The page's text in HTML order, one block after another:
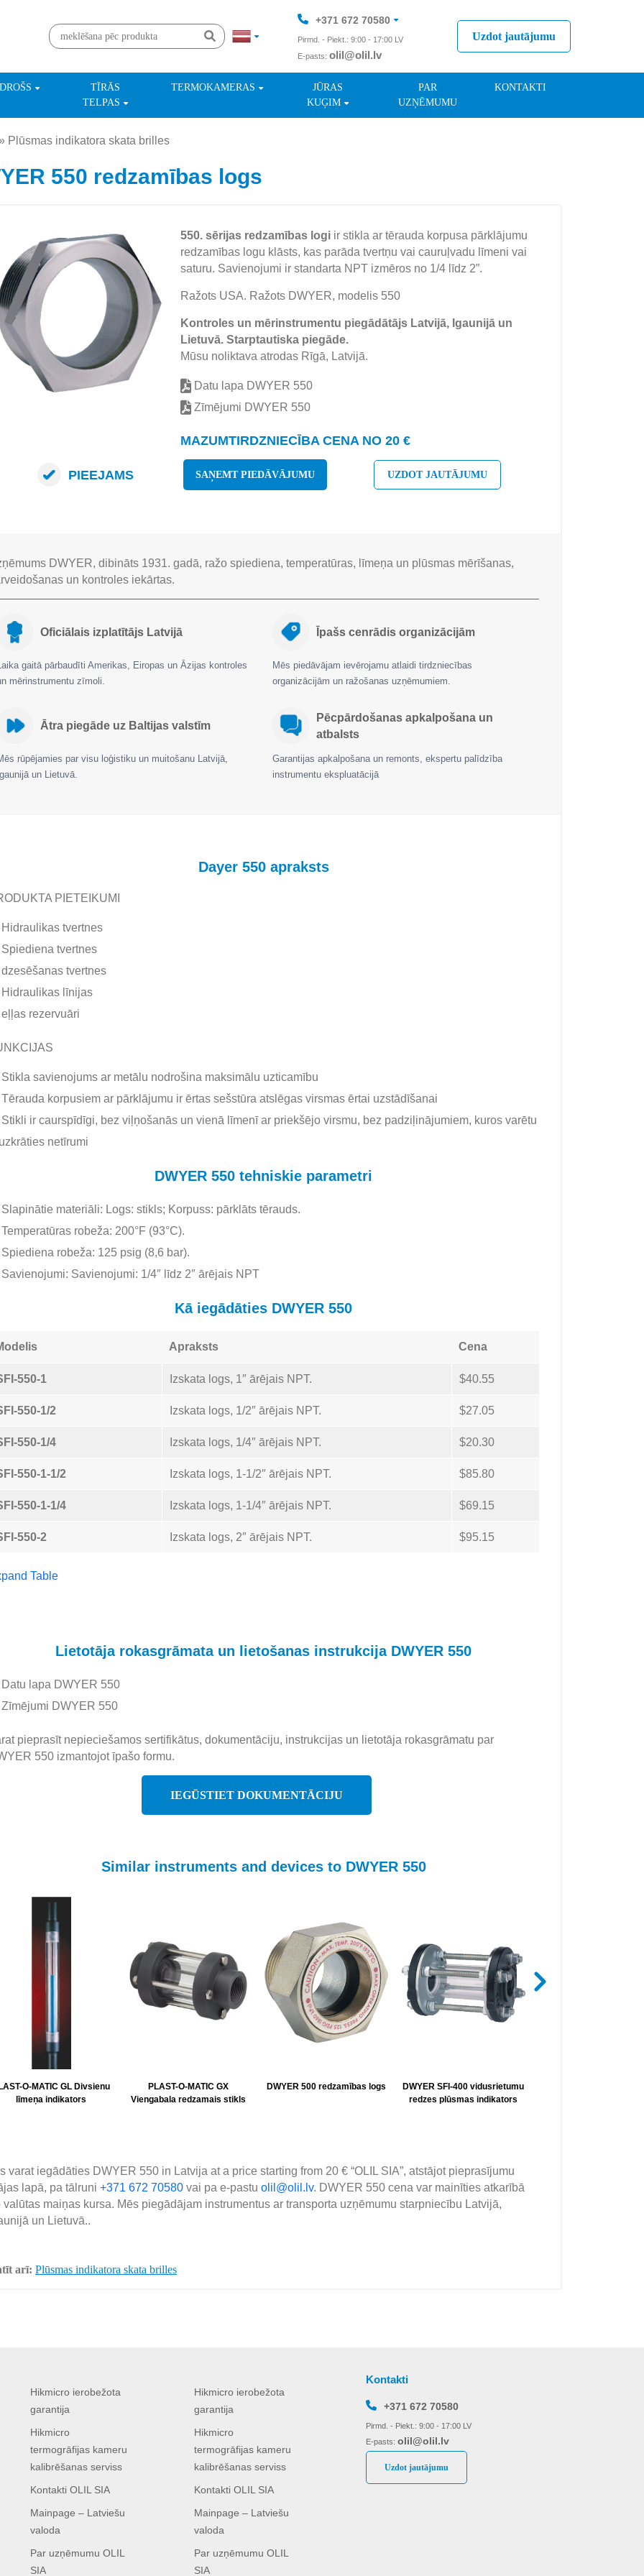
+371 672 70580
Pirmd. - Piekt.: 9:00 - 17:00 LV
E-pasts: olil@olil.lv
+371 287 11411
Uzdot jautājumu
TĪRĀS
TELPAS
TERMOKAMERAS
JŪRAS
KUĢIM
PAR
UZŅĒMUMU
KONTAKTI
Plūsmas indikatora skata brilles
550 redzamības logs
550. sērijas redzamības logiir stikla ar tērauda korpusa pārklājumu
redzamības logu klāsts, kas parāda tvertņu vai cauruļvadu līmeni vai
saturu. Savienojumi ir standarta NPT izmēros no 1/4 līdz 2”.
Ražots USA. Ražots DWYER, modelis 550
Kontroles un mērinstrumentu piegādātājs Latvijā, Igaunijā un
Lietuvā. Starptautiska piegāde.
Mūsu noliktava atrodas Rīgā, Latvijā.
Datu lapa DWYER 550
Zīmējumi DWYER 550
MAZUMTIRDZNIECĪBA CENA NO 20 €
PIEEJAMS SAŅEMT PIEDĀVĀJUMU UZDOT JAUTĀJUMU
DWYER, dibināts 1931. gadā, ražo spiediena, temperatūras, līmeņa un plūsmas mērīšanas,
un kontroles iekārtas.
Oficiālais izplatītājs Latvijā
gaitā pārbaudīti Amerikas, Eiropas un Āzijas kontroles
mērinstrumentu zīmoli.
Īpašs cenrādis organizācijām
Mēs piedāvājam ievērojamu atlaidi tirdzniecības
organizācijām un ražošanas uzņēmumiem.
Ātra piegāde uz Baltijas valstīm
rūpējamies par visu loģistiku un muitošanu Latvijā,
un Lietuvā.
Pēcpārdošanas apkalpošana un
atbalsts
Garantijas apkalpošana un remonts, ekspertu palīdzība
instrumentu ekspluatācijā
Dayer 550 apraksts
PIETEIKUMI
Hidraulikas tvertnes
Spiediena tvertnes
dzesēšanas tvertnes
Hidraulikas līnijas
eļļas rezervuāri
Stikla savienojums ar metālu nodrošina maksimālu uzticamību
Tērauda korpusiem ar pārklājumu ir ērtas sešstūra atslēgas virsmas ērtai uzstādīšanai
Stikli ir caurspīdīgi, bez viļņošanās un vienā līmenī ar priekšējo virsmu, bez padziļinājumiem, kuros varētu
netīrumi
DWYER 550 tehniskie parametri
Slapinātie materiāli: Logs: stikls; Korpuss: pārklāts tērauds.
Temperatūras robeža: 200°F (93°C).
Spiediena robeža: 125 psig (8,6 bar).
Savienojumi: Savienojumi: 1/4″ līdz 2″ ārējais NPT
Kā iegādāties DWYER 550
Apraksts Cena
550-1 Izskata logs, 1″ ārējais NPT. $40.55
550-1/2 Izskata logs, 1/2″ ārējais NPT. $27.05
550-1/4 Izskata logs, 1/4″ ārējais NPT. $20.30
550-1-1/2 Izskata logs, 1-1/2″ ārējais NPT. $85.80
550-1-1/4 Izskata logs, 1-1/4″ ārējais NPT. $69.15
550-2 Izskata logs, 2″ ārējais NPT. $95.15
Table
Lietotāja rokasgrāmata un lietošanas instrukcija DWYER 550
lapa DWYER 550
DWYER 550
pieprasīt nepieciešamos sertifikātus, dokumentāciju, instrukcijas un lietotāja rokasgrāmatu par
550 izmantojot īpašo formu.
IEGŪSTIET DOKUMENTĀCIJU
Similar instruments and devices to DWYER 550
O-MATIC GL Divsienu
līmeņa indikators
PLAST-O-MATIC GX
Viengabala redzamais stikls
DWYER 500 redzamības logs
DWYER SFI-400 vidusrietumu
redzes plūsmas indikators
varat iegādāties DWYER 550 in Latvija at a price starting from 20 € “OLIL SIA”, atstājot pieprasījumu
lapā, pa tālruni +371 672 70580 vai pa e-pastu olil@olil.lv. DWYER 550 cena var mainīties atkarībā
valūtas maiņas kursa. Mēs piegādājam instrumentus ar transporta uzņēmumu starpniecību Latvijā,
un Lietuvā..
arī: Plūsmas indikatora skata brilles
Hikmicro ierobežota
garantija
Hikmicro
termogrāfijas kameru
kalibrēšanas serviss
Kontakti OLIL SIA
Mainpage – Latviešu
valoda
Par uzņēmumu OLIL
SIA
Hikmicro ierobežota
garantija
Hikmicro
termogrāfijas kameru
kalibrēšanas serviss
Kontakti OLIL SIA
Mainpage – Latviešu
valoda
Par uzņēmumu OLIL
SIA
Kontakti
+371 672 70580
Pirmd. - Piekt.: 9:00 - 17:00 LV
E-pasts: olil@olil.lv
Uzdot jautājumu